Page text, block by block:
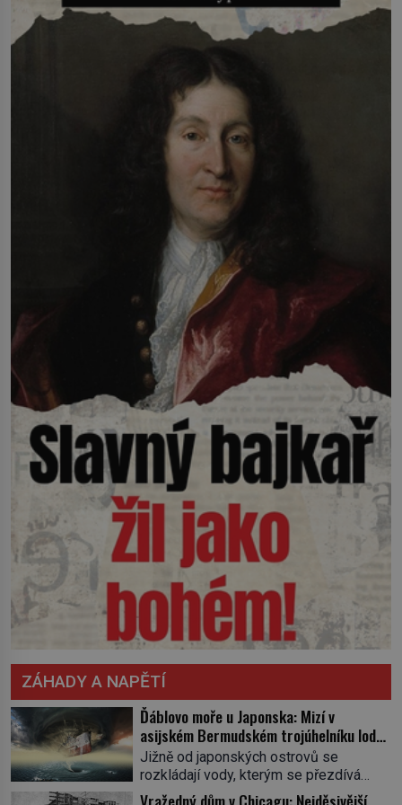
ZÁHADY A NAPĚTÍ
Ďáblovo moře u Japonska: Mizí v
asijském Bermudském trojúhelníku lodě
ve spárech neznámé síly?
Jižně od japonských ostrovů se
rozkládají vody, kterým se přezdívá
Ďáblovo moře. Vypráví se o lodích